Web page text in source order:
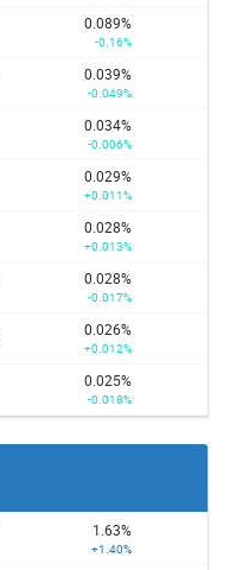
0.089%
-0.16%
0.039%
-0.049%
0.034%
-0.006%
0.029%
+0.011%
0.028%
+0.013%
0.028%
-0.017%
0.026%
+0.012%
0.025%
-0.018%
1.63%
+1.40%